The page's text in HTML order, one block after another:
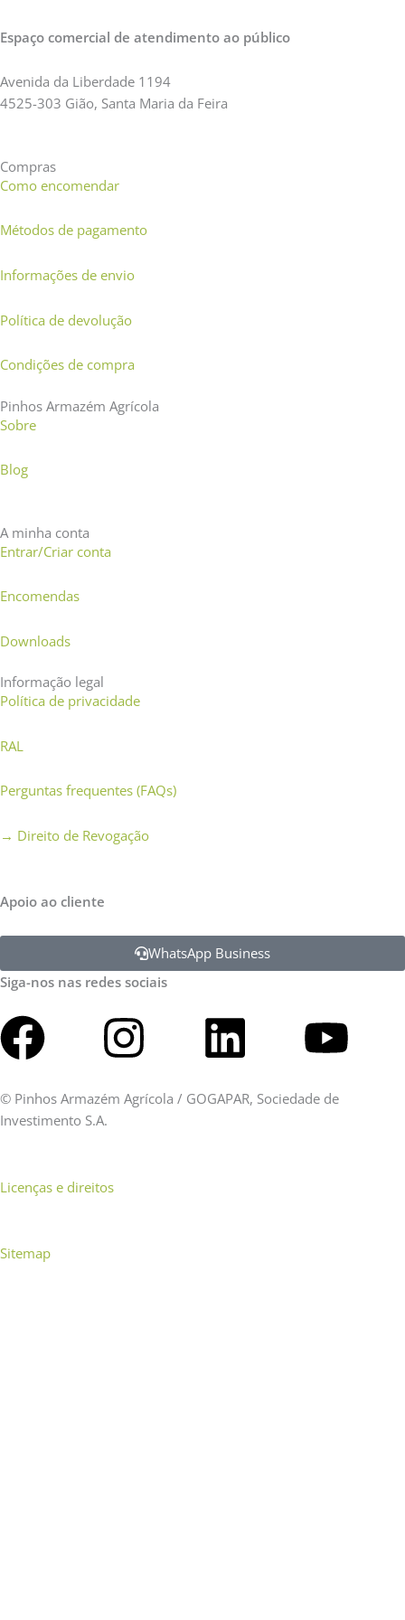
Espaço comercial de atendimento ao público
Avenida da Liberdade 1194
4525-303 Gião, Santa Maria da Feira
Compras
Como encomendar
Métodos de pagamento
Informações de envio
Política de devolução
Condições de compra
Pinhos Armazém Agrícola
Sobre
Blog
A minha conta
Entrar/Criar conta
Encomendas
Downloads
Informação legal
Política de privacidade
RAL
Perguntas frequentes (FAQs)
→ Direito de Revogação
Apoio ao cliente
WhatsApp Business
Siga-nos nas redes sociais
FacebookInstagram
Linkedin
© Pinhos Armazém Agrícola / GOGAPAR, Sociedade de
Investimento S.A.
Licenças e direitos
Sitemap